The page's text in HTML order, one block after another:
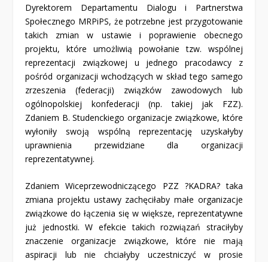
Dyrektorem Departamentu Dialogu i Partnerstwa
Społecznego MRPiPS, że potrzebne jest przygotowanie
takich zmian w ustawie i poprawienie obecnego
projektu, które umożliwią powołanie tzw. wspólnej
reprezentacji związkowej u jednego pracodawcy z
pośród organizacji wchodzących w skład tego samego
zrzeszenia (federacji) związków zawodowych lub
ogólnopolskiej konfederacji (np. takiej jak FZZ).
Zdaniem B. Studenckiego organizacje związkowe, które
wyłoniły swoją wspólną reprezentację uzyskałyby
uprawnienia przewidziane dla organizacji
reprezentatywnej.
Zdaniem Wiceprzewodniczącego PZZ ?KADRA? taka
zmiana projektu ustawy zachęciłaby małe organizacje
związkowe do łączenia się w większe, reprezentatywne
już jednostki. W efekcie takich rozwiązań straciłyby
znaczenie organizacje związkowe, które nie mają
aspiracji lub nie chciałyby uczestniczyć w prosie